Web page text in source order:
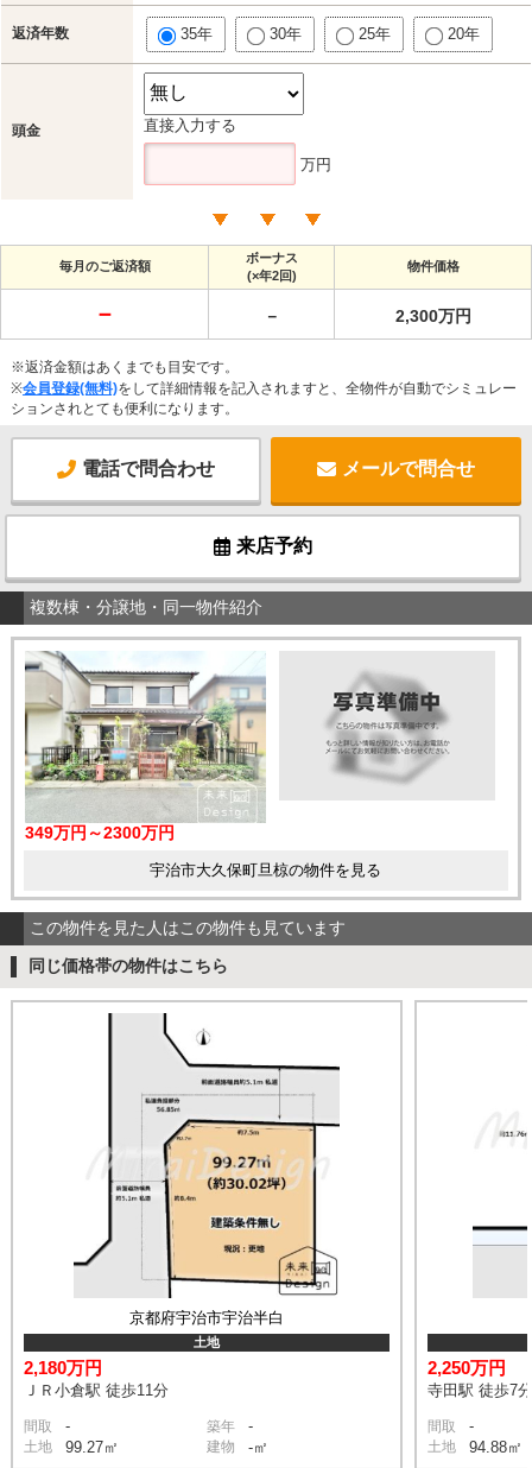
返済年数 35年 30年 25年 20年
頭金 直接入力する
万円
毎月のご返済額
ボーナス
(×年2回)
物件価格
－ － 2,300万円
※返済金額はあくまでも目安です。
※会員登録(無料)をして詳細情報を記入されますと、全物件が自動でシミュレー
ションされとても便利になります。
電話で問合わせ メールで問合せ
来店予約
複数棟・分譲地・同一物件紹介
349万円～2300万円
宇治市大久保町旦椋の物件を見る
この物件を見た人はこの物件も見ています
同じ価格帯の物件はこちら
京都府宇治市宇治半白
土地
2,180万円
ＪＲ小倉駅 徒歩11分
間取 - 築年 -
土地 99.27㎡ 建物 -㎡
2,250万円
寺田駅 徒歩7分
間取 -
土地 94.88㎡